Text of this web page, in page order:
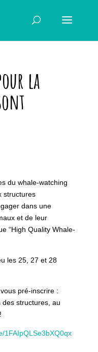
la
du whale-watching
structures
dans une
et de leur
“High Quality Whale-
les 25, 27 et 28
pré-inscrire :
des structures, au
1FAIpQLSe3bXQ0qx